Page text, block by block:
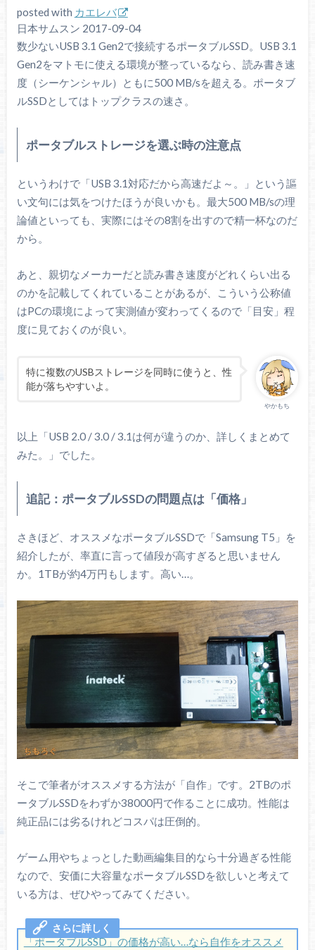
posted with カエレバ
日本サムスン 2017-09-04
数少ないUSB 3.1 Gen2で接続するポータブルSSD。USB 3.1
Gen2をマトモに使える環境が整っているなら、読み書き速
度（シーケンシャル）ともに500 MB/sを超える。ポータブ
ルSSDとしてはトップクラスの速さ。
ポータブルストレージを選ぶ時の注意点
というわけで「USB 3.1対応だから高速だよ～。」という謳
い文句には気をつけたほうが良いかも。最大500 MB/sの理
論値といっても、実際にはその8割を出すので精一杯なのだ
から。
あと、親切なメーカーだと読み書き速度がどれくらい出る
のかを記載してくれていることがあるが、こういう公称値
はPCの環境によって実測値が変わってくるので「目安」程
度に見ておくのが良い。
やかもち
特に複数のUSBストレージを同時に使うと、性
能が落ちやすいよ。
以上「USB 2.0 / 3.0 / 3.1は何が違うのか、詳しくまとめて
みた。」でした。
追記：ポータブルSSDの問題点は「価格」
さきほど、オススメなポータブルSSDで「Samsung T5」を
紹介したが、率直に言って値段が高すぎると思いません
か。1TBが約4万円もします。高い…。
そこで筆者がオススメする方法が「自作」です。2TBのポ
ータブルSSDをわずか38000円で作ることに成功。性能は
純正品には劣るけれどコスパは圧倒的。
ゲーム用やちょっとした動画編集目的なら十分過ぎる性能
なので、安価に大容量なポータブルSSDを欲しいと考えて
いる方は、ぜひやってみてください。
「ポータブルSSD」の価格が高い…なら自作をオススメ